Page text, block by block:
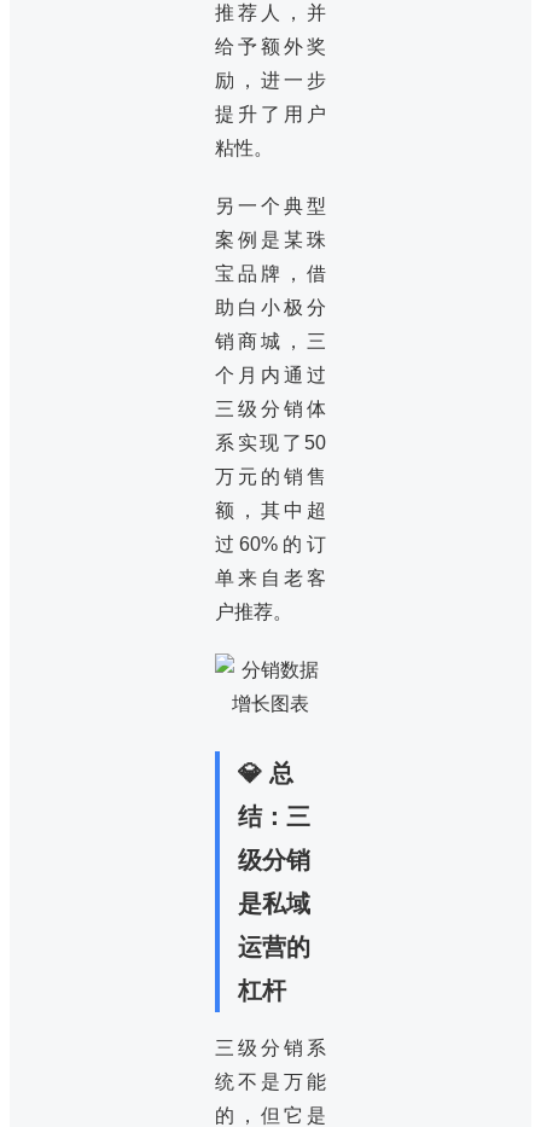
推荐人，并
给予额外奖
励，进一步
提升了用户
粘性。
另一个典型
案例是某珠
宝品牌，借
助白小极分
销商城，三
个月内通过
三级分销体
系实现了50
万元的销售
额，其中超
过60%的订
单来自老客
户推荐。
💎 总
结：三
级分销
是私域
运营的
杠杆
三级分销系
统不是万能
的，但它是